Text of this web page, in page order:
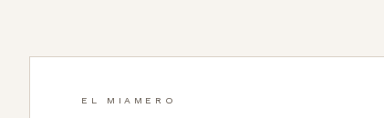
EL MIAMERO